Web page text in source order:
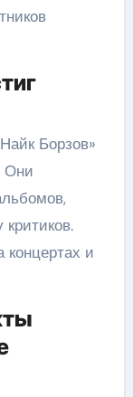
Борзов»
Они
концертах и